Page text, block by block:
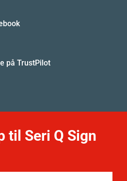
på TrustPilot
til Seri Q Sign